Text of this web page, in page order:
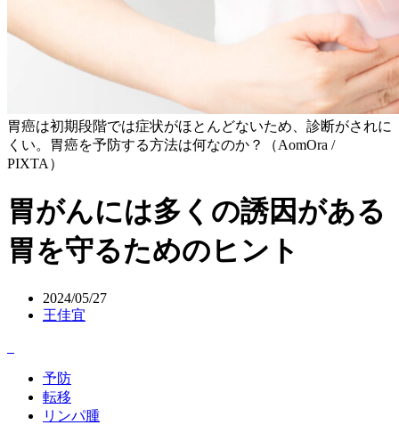
胃癌は初期段階では症状がほとんどないため、診断がされに
くい。胃癌を予防する方法は何なのか？（AomOra /
PIXTA）
胃がんには多くの誘因がある
胃を守るためのヒント
2024/05/27
王佳宜
予防
転移
リンパ腫